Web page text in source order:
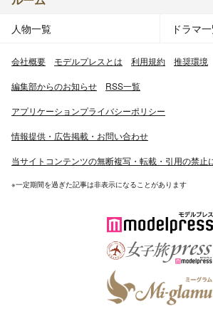
人物一覧 ドラマ
会社概要 モデルプレスとは 利用規約 推奨環境
編集部からのお知らせ RSS一覧
アプリケーションプライバシーポリシー
情報提供・広告掲載・お問い合わせ
当サイトコンテンツの無断複写・転載・引用の禁止
※一定期間を過ぎた記事は非表示になることがあります